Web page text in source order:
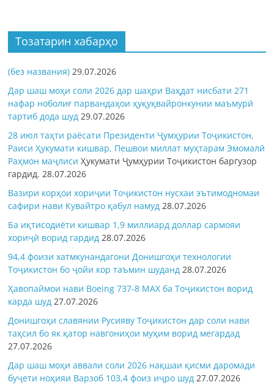
Тозатарин хабарҳо
(без названия) 29.07.2026
Дар шаш моҳи соли 2026 дар шаҳри Ваҳдат нисбати 271
нафар ноболиғ парвандаҳои ҳуқуқвайронкунии маъмурӣ
тартиб дода шуд 29.07.2026
28 июл таҳти раёсати Президенти Ҷумҳурии Тоҷикистон,
Раиси Ҳукумати кишвар, Пешвои миллат муҳтарам Эмомалӣ
Раҳмон маҷлисиҲукумати Ҷумҳурии Тоҷикистон баргузор
гардид.28.07.2026
Вазири корҳои хориҷии Тоҷикистон нусхаи эътимодномаи
сафири нави Кувайтро қабул намуд 28.07.2026
Ба иқтисодиёти кишвар 1,9 миллиард доллар сармояи
хориҷӣ ворид гардид 28.07.2026
94,4 фоизи хатмкунандагони Донишгоҳи технологии
Тоҷикистон бо ҷойи кор таъмин шуданд 28.07.2026
Ҳавопаймои нави Boeing 737-8 MAX ба Тоҷикистон ворид
карда шуд 27.07.2026
Донишгоҳи славянии Русияву Тоҷикистон дар соли нави
таҳсил бо як қатор навгониҳои муҳим ворид мегардад
27.07.2026
Дар шаш моҳи аввали соли 2026 нақшаи қисми даромади
буҷети ноҳияи Варзоб 103,4 фоиз иҷро шуд 27.07.2026